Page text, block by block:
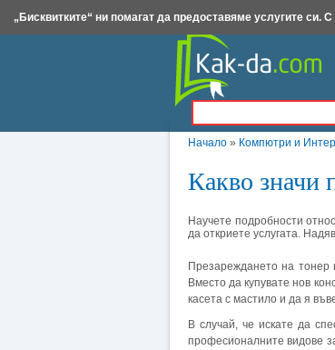
Начало » Компютри и
Какво значи
Научете подробности
да откриете услугата.
Презареждането на тонер
Вместо да купувате нов
касета с мастило и да я
В случай, че искате да
професионалните видове
Insert.bg Framar.bg Kak-da.com Iztochnik.com
„Бисквитките“ ни помагат да предоставяме услугите си.